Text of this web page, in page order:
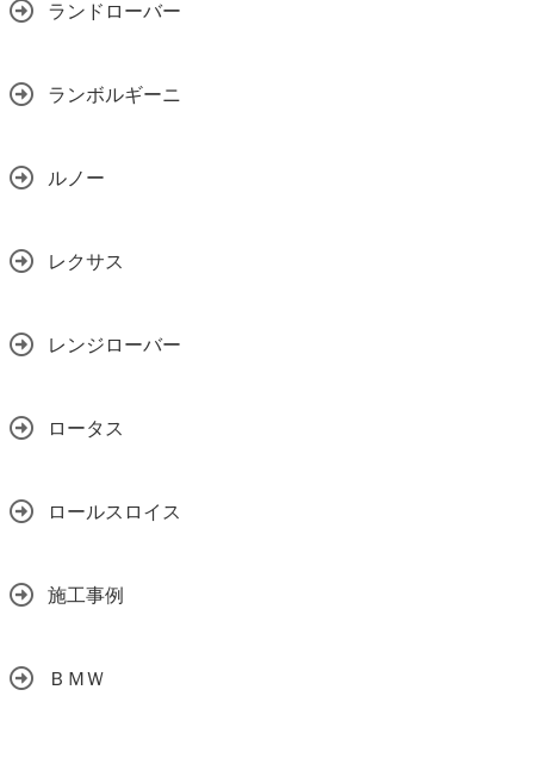
ランドローバー
ランボルギーニ
ルノー
レクサス
レンジローバー
ロータス
ロールスロイス
施工事例
ＢＭＷ